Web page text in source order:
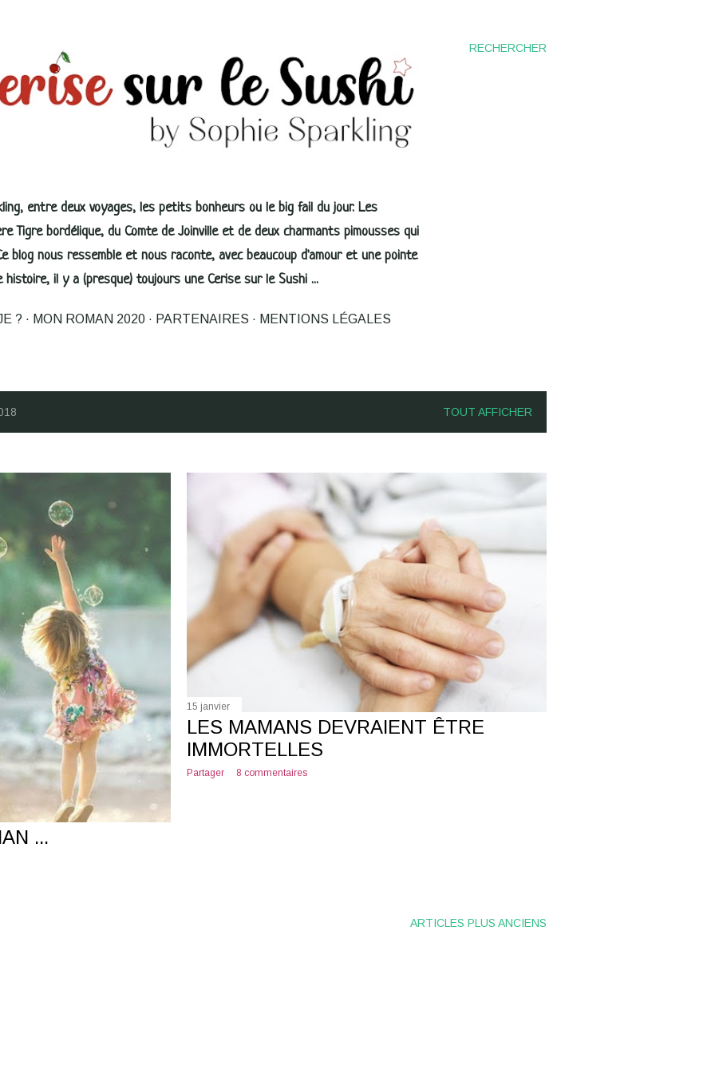
RECHERCHER
entre deux voyages, les petits bonheurs ou le big fail du jour. Les
Tigre bordélique, du Comte de Joinville et de deux charmants pimousses qui
blog nous ressemble et nous raconte, avec beaucoup d'amour et une pointe
histoire, il y a (presque) toujours une Cerise sur le Sushi ...
? MON ROMAN 2020 PARTENAIRES MENTIONS LÉGALES
TOUT AFFICHER
...
15 janvier
LES MAMANS DEVRAIENT ÊTRE
IMMORTELLES
Partager 8 commentaires
ARTICLES PLUS ANCIENS